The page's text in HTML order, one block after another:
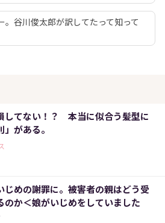
。谷川俊太郎が訳してたって知って
してない！？ 本当に似合う髪型に
がある。
じめの謝罪に。被害者の親はどう受
のか＜娘がいじめをしていました